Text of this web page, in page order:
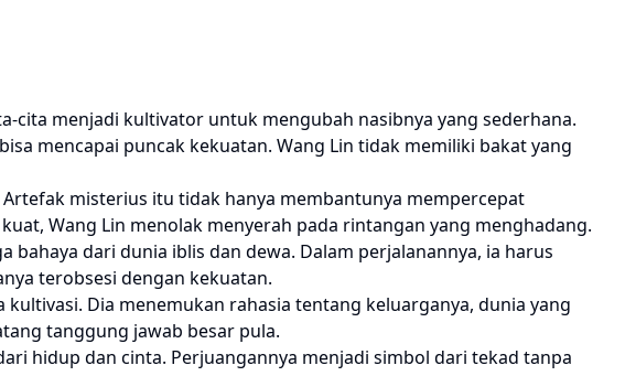
cita menjadi kultivator untuk mengubah nasibnya yang sederhana.
mencapai puncak kekuatan. Wang Lin tidak memiliki bakat yang
misterius itu tidak hanya membantunya mempercepat
Wang Lin menolak menyerah pada rintangan yang menghadang.
dari dunia iblis dan dewa. Dalam perjalanannya, ia harus
terobsesi dengan kekuatan.
Dia menemukan rahasia tentang keluarganya, dunia yang
tanggung jawab besar pula.
hidup dan cinta. Perjuangannya menjadi simbol dari tekad tanpa